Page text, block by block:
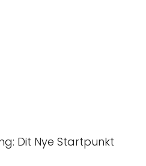
Dit Nye Startpunkt